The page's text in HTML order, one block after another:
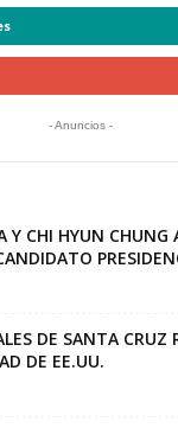
- Anuncios -
Y CHI HYUN
DE SANTA CRUZ
DE EE.UU.